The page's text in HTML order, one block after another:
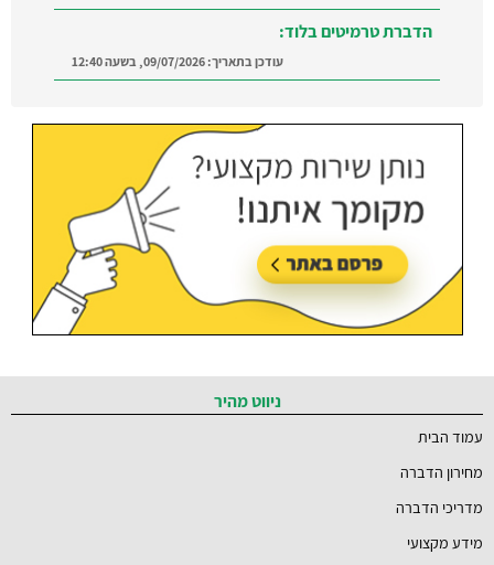
הדברת טרמיטים בלוד:
עודכן בתאריך:09/07/2026, בשעה 12:40
ברמת השרון והסביבה
עודכן בתאריך:21/07/2026, בשעה 12:58
ניווט מהיר
עמוד הבית
מחירון הדברה
מדריכי הדברה
מידע מקצועי